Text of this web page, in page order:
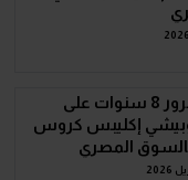
فلاش باك| مرور 8 سنوات على
إكليبس كروس
بالسوق المصري